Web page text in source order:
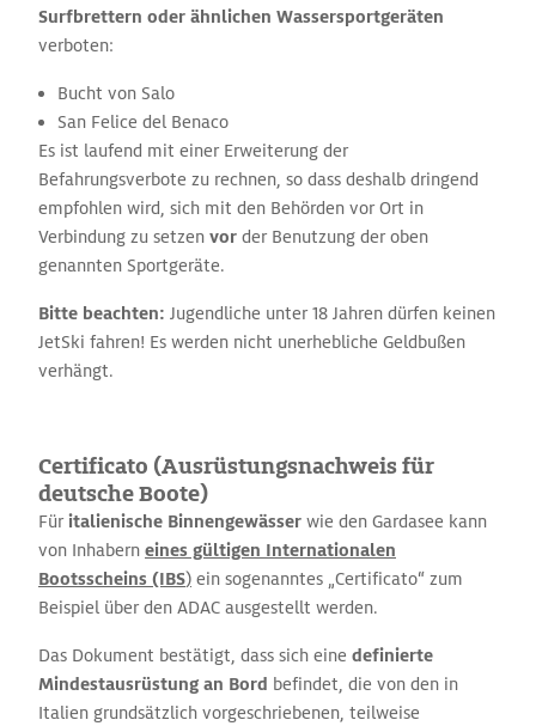
Surfbrettern oder ähnlichen Wassersportgeräten
verboten:
Bucht von Salo
San Felice del Benaco
Es ist laufend mit einer Erweiterung der
Befahrungsverbote zu rechnen, so dass deshalb dringend
empfohlen wird, sich mit den Behörden vor Ort in
Verbindung zu setzen vor der Benutzung der oben
genannten Sportgeräte.
Bitte beachten: Jugendliche unter 18 Jahren dürfen keinen
JetSki fahren! Es werden nicht unerhebliche Geldbußen
verhängt.
Certificato (Ausrüstungsnachweis für
deutsche Boote)
Füritalienische Binnengewässer wie den Gardasee kann
von Inhabern eines gültigen Internationalen
Bootsscheins (IBS) ein sogenanntes „Certificato“ zum
Beispiel über den ADAC ausgestellt werden.
Das Dokument bestätigt, dass sich eine definierte
Mindestausrüstung an Bord befindet, die von den in
Italien grundsätzlich vorgeschriebenen, teilweise